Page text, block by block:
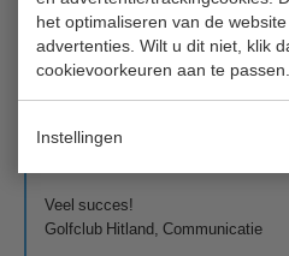
het optimaliseren van de
advertenties. Wilt u dit niet, klik
cookievoorkeuren aan te passen.
Instellingen
om een mooie en unieke foto te
vergeet niet om de
resolutie omhoog in te stellen voor
uiterlijk de 10e van de
Veel succes!
Golfclub Hitland, Communicatie